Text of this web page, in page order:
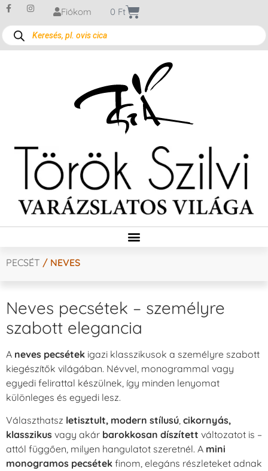
Fiókom 0 Ft
PECSÉT / NEVES
Neves pecsétek – személyre
szabott elegancia
A neves pecsétek igazi klasszikusok a személyre szabott
kiegészítők világában. Névvel, monogrammal vagy
egyedi felirattal készülnek, így minden lenyomat
különleges és egyedi lesz.
Választhatsz letisztult, modern stílusú, cikornyás,
klasszikus vagy akár barokkosan díszített változatot is –
attól függően, milyen hangulatot szeretnél. A mini
monogramos pecsétek finom, elegáns részleteket adnak